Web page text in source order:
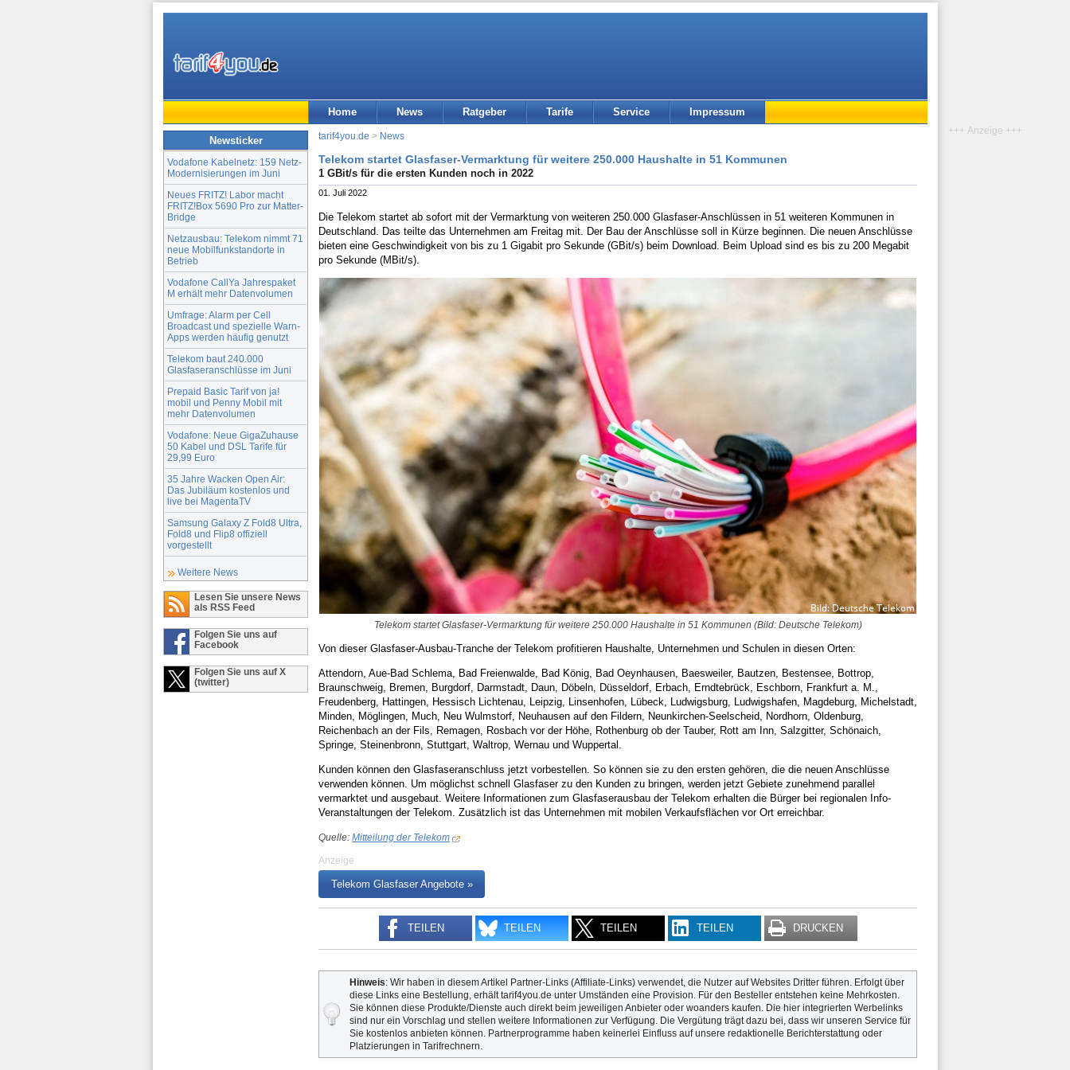
Home News Ratgeber Tarife Service Impressum
Newsticker
Vodafone Kabelnetz: 159 Netz-
Modernisierungen im Juni
Neues FRITZ! Labor macht
FRITZ!Box 5690 Pro zur Matter-
Bridge
Netzausbau: Telekom nimmt 71
neue Mobilfunkstandorte in
Betrieb
Vodafone CallYa Jahrespaket
M erhält mehr Datenvolumen
Umfrage: Alarm per Cell
Broadcast und spezielle Warn-
Apps werden häufig genutzt
Telekom baut 240.000
Glasfaseranschlüsse im Juni
Prepaid Basic Tarif von ja!
mobil und Penny Mobil mit
mehr Datenvolumen
Vodafone: Neue GigaZuhause
50 Kabel und DSL Tarife für
29,99 Euro
35 Jahre Wacken Open Air:
Das Jubiläum kostenlos und
live bei MagentaTV
Samsung Galaxy Z Fold8 Ultra,
Fold8 und Flip8 offiziell
vorgestellt
Weitere News
Lesen Sie unsere News
als RSS Feed
Folgen Sie uns auf
Facebook
Folgen Sie uns auf X
(twitter)
tarif4you.de > News
Telekom startet Glasfaser-Vermarktung für weitere 250.000 Haushalte in 51 Kommunen
1 GBit/s für die ersten Kunden noch in 2022
01. Juli 2022
Die Telekom startet ab sofort mit der Vermarktung von weiteren 250.000 Glasfaser-Anschlüssen in 51 weiteren Kommunen in
Deutschland. Das teilte das Unternehmen am Freitag mit. Der Bau der Anschlüsse soll in Kürze beginnen. Die neuen Anschlüsse
bieten eine Geschwindigkeit von bis zu 1 Gigabit pro Sekunde (GBit/s) beim Download. Beim Upload sind es bis zu 200 Megabit
pro Sekunde (MBit/s).
Telekom startet Glasfaser-Vermarktung für weitere 250.000 Haushalte in 51 Kommunen (Bild: Deutsche Telekom)
Von dieser Glasfaser-Ausbau-Tranche der Telekom profitieren Haushalte, Unternehmen und Schulen in diesen Orten:
Attendorn, Aue-Bad Schlema, Bad Freienwalde, Bad König, Bad Oeynhausen, Baesweiler, Bautzen, Bestensee, Bottrop,
Braunschweig, Bremen, Burgdorf, Darmstadt, Daun, Döbeln, Düsseldorf, Erbach, Erndtebrück, Eschborn, Frankfurt a. M.,
Freudenberg, Hattingen, Hessisch Lichtenau, Leipzig, Linsenhofen, Lübeck, Ludwigsburg, Ludwigshafen, Magdeburg, Michelstadt,
Minden, Möglingen, Much, Neu Wulmstorf, Neuhausen auf den Fildern, Neunkirchen-Seelscheid, Nordhorn, Oldenburg,
Reichenbach an der Fils, Remagen, Rosbach vor der Höhe, Rothenburg ob der Tauber, Rott am Inn, Salzgitter, Schönaich,
Springe, Steinenbronn, Stuttgart, Waltrop, Wernau und Wuppertal.
Kunden können den Glasfaseranschluss jetzt vorbestellen. So können sie zu den ersten gehören, die die neuen Anschlüsse
verwenden können. Um möglichst schnell Glasfaser zu den Kunden zu bringen, werden jetzt Gebiete zunehmend parallel
vermarktet und ausgebaut. Weitere Informationen zum Glasfaserausbau der Telekom erhalten die Bürger bei regionalen Info-
Veranstaltungen der Telekom. Zusätzlich ist das Unternehmen mit mobilen Verkaufsflächen vor Ort erreichbar.
Quelle: Mitteilung der Telekom
Anzeige
Telekom Glasfaser Angebote »
TEILEN TEILEN TEILEN TEILEN DRUCKEN
Hinweis: Wir haben in diesem Artikel Partner-Links (Affiliate-Links) verwendet, die Nutzer auf Websites Dritter führen. Erfolgt über
diese Links eine Bestellung, erhält tarif4you.de unter Umständen eine Provision. Für den Besteller entstehen keine Mehrkosten.
Sie können diese Produkte/Dienste auch direkt beim jeweiligen Anbieter oder woanders kaufen. Die hier integrierten Werbelinks
sind nur ein Vorschlag und stellen weitere Informationen zur Verfügung. Die Vergütung trägt dazu bei, dass wir unseren Service für
Sie kostenlos anbieten können. Partnerprogramme haben keinerlei Einfluss auf unsere redaktionelle Berichterstattung oder
Platzierungen in Tarifrechnern.
+++ Anzeige +++